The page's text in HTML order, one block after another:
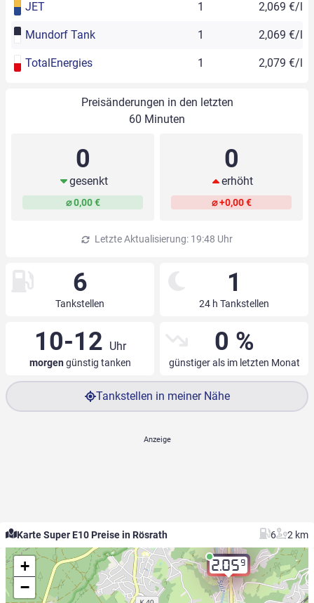
JET 1 2,069 €/l
Mundorf Tank 1 2,069 €/l
TotalEnergies 1 2,079 €/l
Preisänderungen in den letzten
60 Minuten
0
gesenkt
⌀ 0,00 €
0
erhöht
⌀ +0,00 €
Letzte Aktualisierung: 19:48 Uhr
6
Tankstellen
1
24 h Tankstellen
10-12 Uhr
morgengünstig tanken
0 %
günstiger als im letzten Monat
Tankstellen in meiner Nähe
Karte Super E10 Preise in Rösrath 6 2 km
2.059
+
−